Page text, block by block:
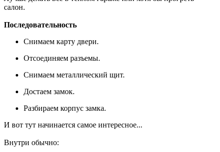
салон.
Последовательность
Снимаем карту двери.
Отсоединяем разъемы.
Снимаем металлический щит.
Достаем замок.
Разбираем корпус замка.
И вот тут начинается самое интересное...
Внутри обычно: